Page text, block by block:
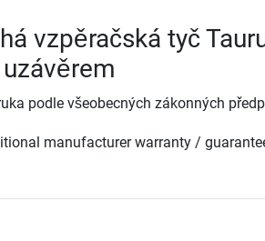
vzpěračská tyč
podle všeobecných zákonných
manufacturer warranty /